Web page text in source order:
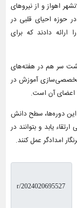
اهواز و از نیروهای
حوزه احیای قلبی در
ارائه دادند که برای
پشت سر هم در هفته‌های
تخصصی‌سازی آموزش در
اعضای آن است.
این دوره‌ها، سطح دانش
یابد و بتوانند در
امدادگر عمل کنند.